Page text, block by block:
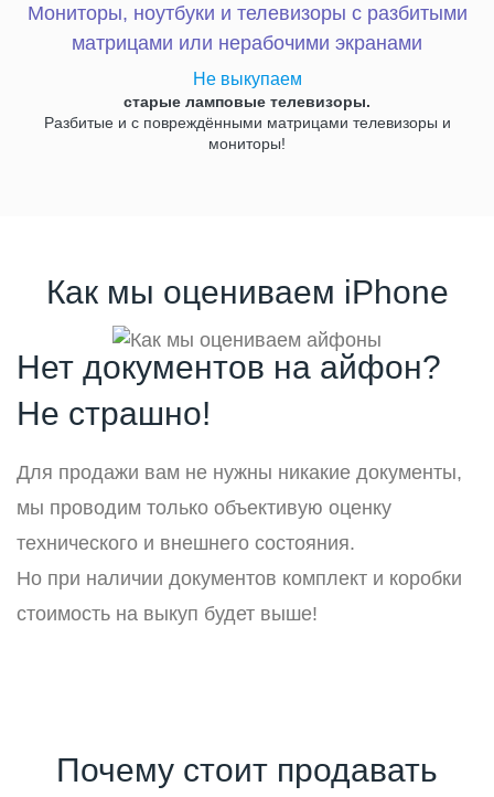
Не выкупаем
старые ламповые телевизоры.
Разбитые и с повреждёнными матрицами телевизоры и
мониторы!
Как мы оцениваем iPhone
Нет документов на айфон?
Не страшно!
Для продажи вам не нужны никакие документы,
мы проводим только объективую оценку
технического и внешнего состояния.
Но при наличии документов комплект и коробки
стоимость на выкуп будет выше!
Почему стоит продавать